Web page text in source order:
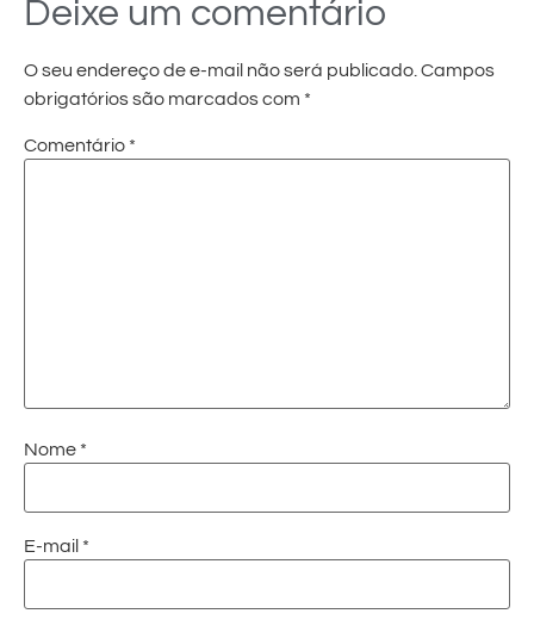
Deixe um comentário
O seu endereço de e-mail não será publicado. Campos
obrigatórios são marcados com *
Comentário *
Nome *
E-mail *